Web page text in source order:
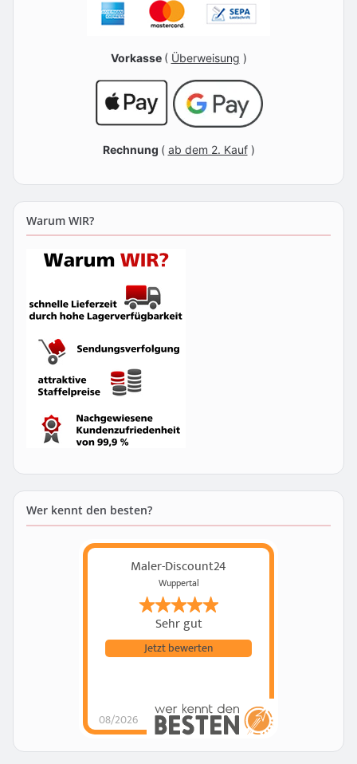
Vorkasse ( Überweisung )
Rechnung ( ab dem 2. Kauf)
Warum WIR?
Wer kennt den besten?
Maler-Discount24
Wuppertal
Sehr gut
08/2026
Jetzt bewerten